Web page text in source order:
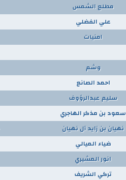
مطلع الشمس
علي الفضلي
امنيات
وشم
احمد الصانع
سليم عبدالرؤوف
سعود بن مذكر الهاجري
نهيان بن زايد آل نهيان
ضياء الميالي
انور المشيري
تركي الشريف